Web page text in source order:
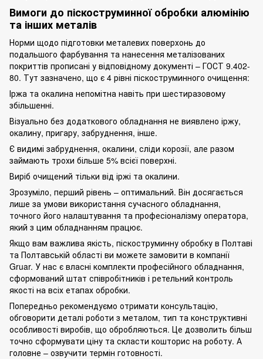
Вимоги до піскоструминної обробки алюмінію
та інших металів
Норми щодо підготовки металевих поверхонь до
подальшого фарбування та нанесення металізованих
покриттів прописані у відповідному документі – ГОСТ 9.402-
80. Тут зазначено, що є 4 рівні піскоструминного очищення:
Іржа та окалина непомітна навіть при шестиразовому
збільшенні.
Візуально без додаткового обладнання не виявлено іржу,
окалину, пригару, забруднення, інше.
Є видимі забруднення, окалини, сліди корозії, але разом
займають трохи більше 5% всієї поверхні.
Виріб очищений тільки від іржі та окалини.
Зрозуміло, перший рівень – оптимальний. Він досягається
лише за умови використання сучасного обладнання,
точного його налаштування та професіоналізму оператора,
який з цим обладнанням працює.
Якщо вам важлива якість, піскоструминну обробку в Полтаві
та Полтавській області ви можете замовити в компанії
Gruar. У нас є власні комплекти професійного обладнання,
сформований штат співробітників і ретельний контроль
якості на всіх етапах обробки.
Попередньо рекомендуємо отримати консультацію,
обговорити деталі роботи з металом, тип та конструктивні
особливості виробів, що обробляються. Це дозволить більш
точно сформувати ціну та скласти кошторис на роботу. А
головне – озвучити термін готовності.